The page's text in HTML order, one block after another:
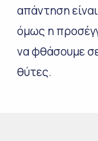
απάντηση
όμως η
να φθάσουμε
θύτες.